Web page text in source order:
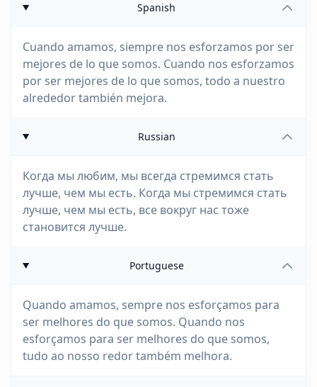
Spanish
Cuando amamos, siempre nos esforzamos por ser
mejores de lo que somos. Cuando nos esforzamos
por ser mejores de lo que somos, todo a nuestro
alrededor también mejora.
Russian
Когда мы любим, мы всегда стремимся стать
лучше, чем мы есть. Когда мы стремимся стать
лучше, чем мы есть, все вокруг нас тоже
становится лучше.
Portuguese
Quando amamos, sempre nos esforçamos para
ser melhores do que somos. Quando nos
esforçamos para ser melhores do que somos,
tudo ao nosso redor também melhora.